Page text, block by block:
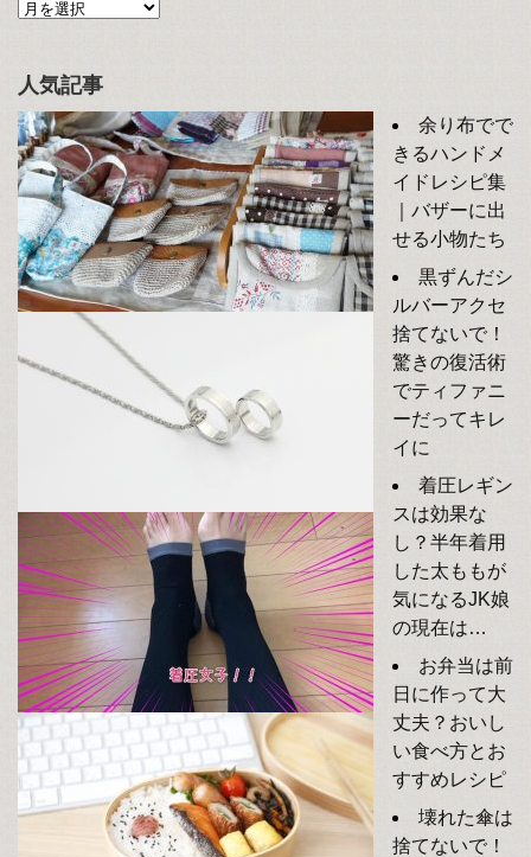
人気記事
余り布でで
きるハンドメ
イドレシピ集
｜バザーに出
せる小物たち
黒ずんだシ
ルバーアクセ
捨てないで！
驚きの復活術
でティファニ
ーだってキレ
イに
着圧レギン
スは効果な
し？半年着用
した太ももが
気になるJK娘
の現在は…
お弁当は前
日に作って大
丈夫？おいし
い食べ方とお
すすめレシピ
壊れた傘は
捨てないで！